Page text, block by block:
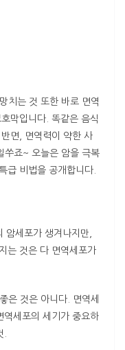
치는 것 또한 바로 면역
막입니다. 똑같은 음식
면, 면역력이 약한 사
쑤죠~ 오늘은 암을 극복
급 비법을 공개합니다.
세포가 생겨나지만,
는 것은 다 면역세포가
은 것은 아니다. 면역세
역세포의 세기가 중요하